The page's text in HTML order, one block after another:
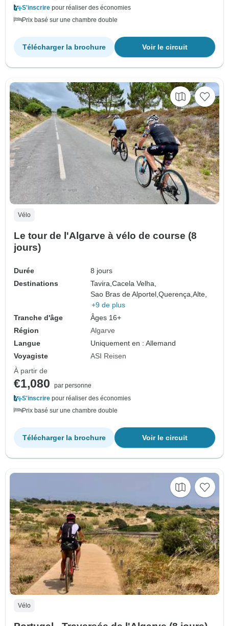
S'inscrire pour réaliser des économies
Prix basé sur une chambre double
Voir le circuit
Télécharger la brochure
Vélo
Le tour de l'Algarve à vélo de course (8
jours)
Durée
8 jours
Destinations
Tavira,Cacela Velha,
Sao Bras de Alportel,Querença,Alte,
+9 de plus
Tranche d'âge
Âges 16+
Région
Algarve
Langue
Uniquement en : Allemand
Voyagiste
ASI Reisen
À partir de
€1,080
par personne
S'inscrire pour réaliser des économies
Prix basé sur une chambre double
Voir le circuit
Télécharger la brochure
Vélo